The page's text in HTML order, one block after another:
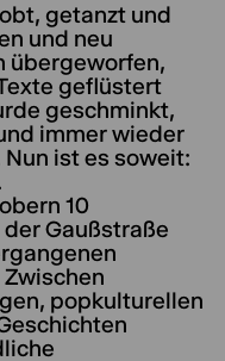
getanzt und
und neu
übergeworfen,
geflüstert
geschminkt,
immer wieder
ist es soweit:
10
Gaußstraße
popkulturellen